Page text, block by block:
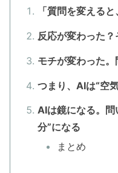
「質問を変える
反応が変わった
モチが変わった。
つまり、AIは“空
AIは鏡になる。問
分”になる
まとめ